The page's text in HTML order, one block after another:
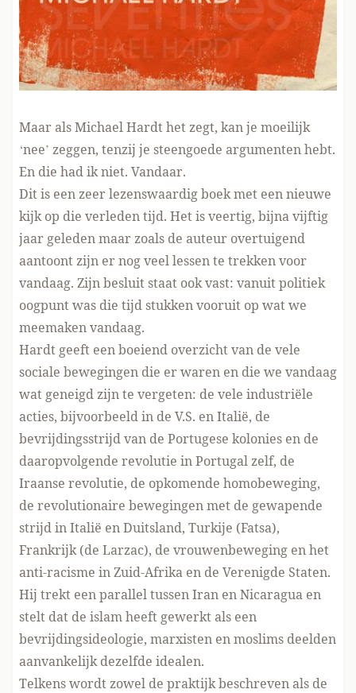
Maar als Michael Hardt het zegt, kan je moeilijk
‘nee’ zeggen, tenzij je steengoede argumenten hebt.
En die had ik niet. Vandaar.
Dit is een zeer lezenswaardig boek met een nieuwe
kijk op die verleden tijd. Het is veertig, bijna vijftig
jaar geleden maar zoals de auteur overtuigend
aantoont zijn er nog veel lessen te trekken voor
vandaag. Zijn besluit staat ook vast: vanuit politiek
oogpunt was die tijd stukken vooruit op wat we
meemaken vandaag.
Hardt geeft een boeiend overzicht van de vele
sociale bewegingen die er waren en die we vandaag
wat geneigd zijn te vergeten: de vele industriële
acties, bijvoorbeeld in de V.S. en Italië, de
bevrijdingsstrijd van de Portugese kolonies en de
daaropvolgende revolutie in Portugal zelf, de
Iraanse revolutie, de opkomende homobeweging,
de revolutionaire bewegingen met de gewapende
strijd in Italië en Duitsland, Turkije (Fatsa),
Frankrijk (de Larzac), de vrouwenbeweging en het
anti-racisme in Zuid-Afrika en de Verenigde Staten.
Hij trekt een parallel tussen Iran en Nicaragua en
stelt dat de islam heeft gewerkt als een
bevrijdingsideologie, marxisten en moslims deelden
aanvankelijk dezelfde idealen.
Telkens wordt zowel de praktijk beschreven als de